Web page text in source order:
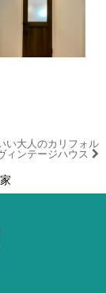
い大人のカリフォル
ィンテージハウス